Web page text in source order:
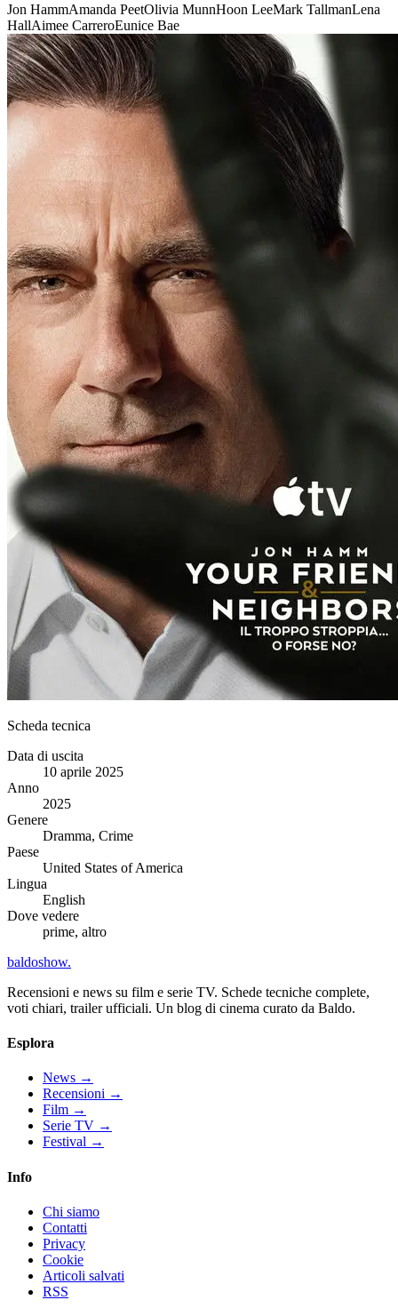
Jon HammAmanda PeetOlivia MunnHoon LeeMark TallmanLena
HallAimee CarreroEunice Bae
Scheda tecnica
Data di uscita
10 aprile 2025
Anno
2025
Genere
Dramma, Crime
Paese
United States of America
Lingua
English
Dove vedere
prime, altro
baldoshow.
Recensioni e news su film e serie TV. Schede tecniche complete,
voti chiari, trailer ufficiali. Un blog di cinema curato da Baldo.
Esplora
News →
Recensioni →
Film →
Serie TV →
Festival →
Info
Chi siamo
Contatti
Privacy
Cookie
Articoli salvati
RSS